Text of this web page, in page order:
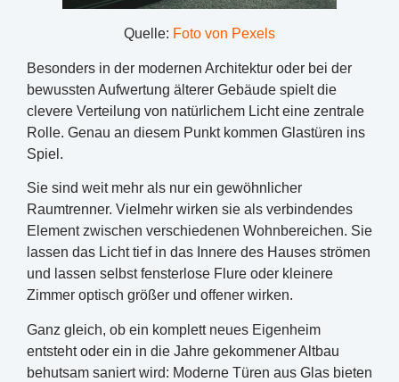
Quelle: Foto von Pexels
Besonders in der modernen Architektur oder bei der
bewussten Aufwertung älterer Gebäude spielt die
clevere Verteilung von natürlichem Licht eine zentrale
Rolle. Genau an diesem Punkt kommen Glastüren ins
Spiel.
Sie sind weit mehr als nur ein gewöhnlicher
Raumtrenner. Vielmehr wirken sie als verbindendes
Element zwischen verschiedenen Wohnbereichen. Sie
lassen das Licht tief in das Innere des Hauses strömen
und lassen selbst fensterlose Flure oder kleinere
Zimmer optisch größer und offener wirken.
Ganz gleich, ob ein komplett neues Eigenheim
entsteht oder ein in die Jahre gekommener Altbau
behutsam saniert wird: Moderne Türen aus Glas bieten